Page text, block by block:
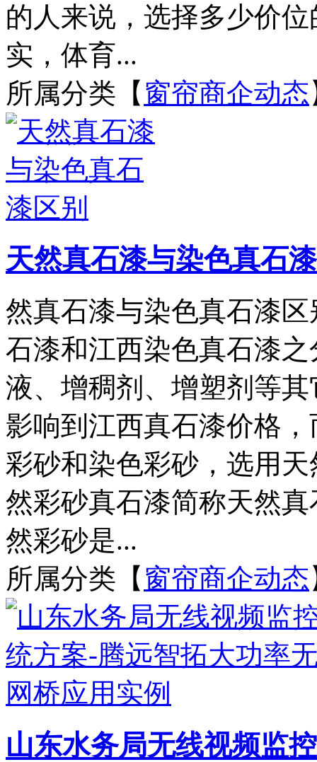
的人来说，选择多少价
实，体育...
所属分类【 窗帘商企动态
天然真石漆与染色真石
然真石漆与染色真石漆
石漆和江西染色真石漆
液、增稠剂、增塑剂等
影响到江西真石漆价格
彩砂和染色彩砂，选用
然彩砂真石漆简称天然
然彩砂是...
所属分类【 窗帘商企动态
山东水务局无线视频监